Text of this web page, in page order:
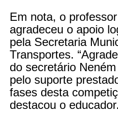
Em nota, o
agradeceu o apoio
pela Secretaria
Transportes.
do secretário
pelo suporte
fases desta
destacou o educador.